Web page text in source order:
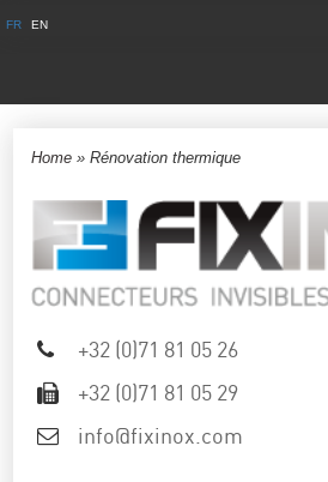
FR EN
Home »Rénovation thermique
+32 (0)71 81 05 26
+32 (0)71 81 05 29
info@fixinox.com